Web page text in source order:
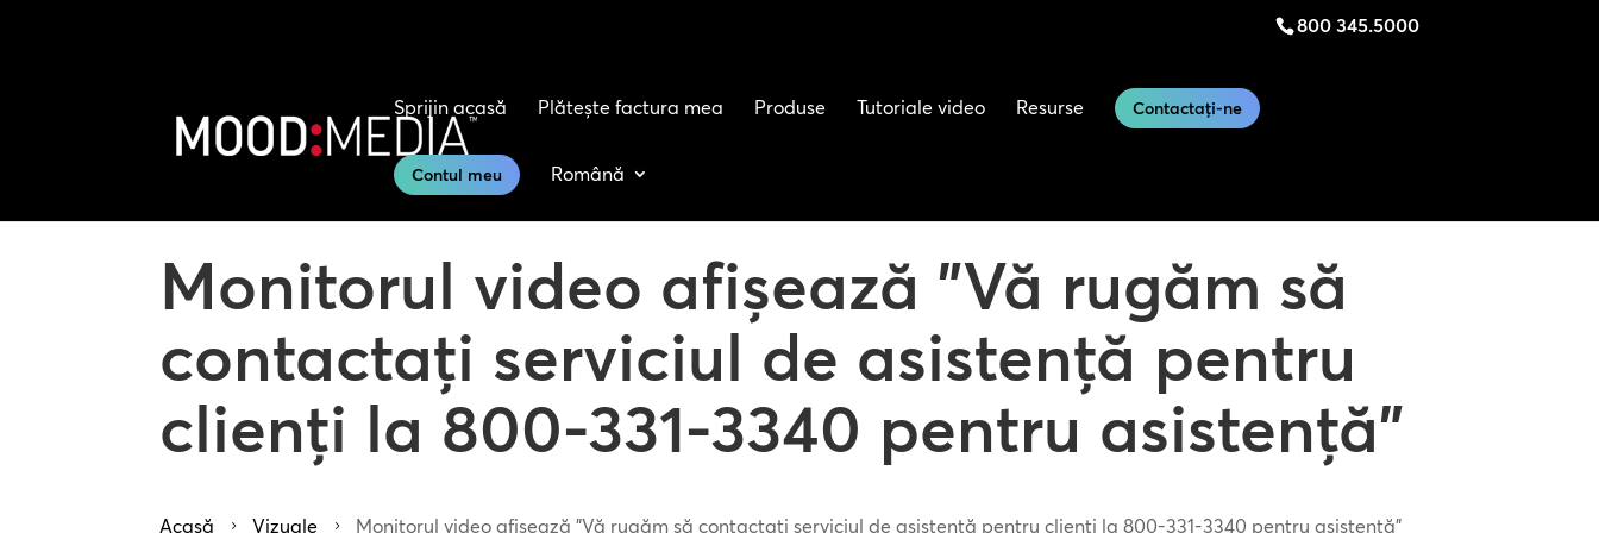
800 345.5000
Sprijin acasă Plătește factura mea Produse Tutoriale video Resurse Contactați-ne
Contul meu Română
Monitorul video afișează "Vă rugăm să
contactați serviciul de asistență pentru
clienți la 800-331-3340 pentru asistență"
Acasă 5 Vizuale 5 Monitorul video afișează "Vă rugăm să contactați serviciul de asistență pentru clienți la 800-331-3340 pentru asistență"